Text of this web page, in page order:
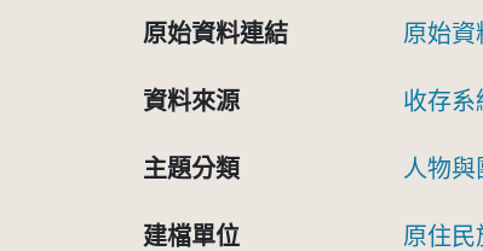
原始資料連結 原始資
資料來源 收存系
主題分類 人物與
建檔單位 原住民